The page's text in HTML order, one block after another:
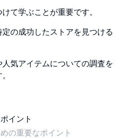
て学ぶことが重要です。
の成功したストアを見つける
気アイテムについての調査を
の重要なポイント